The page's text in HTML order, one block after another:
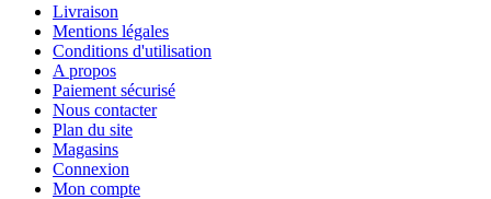
Livraison
Mentions légales
Conditions d'utilisation
A propos
Paiement sécurisé
Nous contacter
Plan du site
Magasins
Connexion
Mon compte